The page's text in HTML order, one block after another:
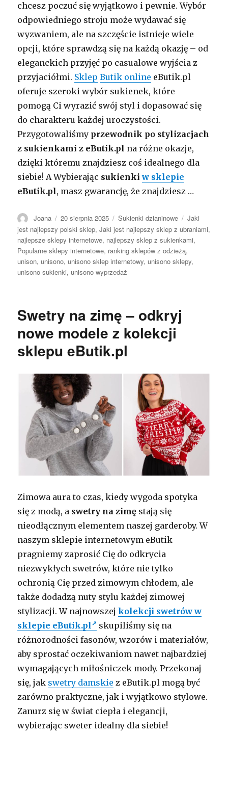
chcesz poczuć się wyjątkowo i pewnie. Wybór
odpowiedniego stroju może wydawać się
wyzwaniem, ale na szczęście istnieje wiele
opcji, które sprawdzą się na każdą okazję – od
eleganckich przyjęć po casualowe wyjścia z
przyjaciółmi. Sklep Butik online eButik.pl
oferuje szeroki wybór sukienek, które
pomogą Ci wyrazić swój styl i dopasować się
do charakteru każdej uroczystości.
Przygotowaliśmy przewodnik po stylizacjach
z sukienkami z eButik.pl na różne okazje,
dzięki któremu znajdziesz coś idealnego dla
siebie! A Wybierając sukienkiw sklepie
eButik.pl, masz gwarancję, że znajdziesz …
Autor
Joana Opublikowano
20 sierpnia 2025 Kategorie
Sukienki dzianinowe Tagi
Jaki
jest najlepszy polski sklep,Jaki jest najlepszy sklep z ubraniami,
najlepsze sklepy internetowe, najlepszy sklep z sukienkami,
Popularne sklepy internetowe, ranking sklepów z odzieżą,
unison, unisono, unisono sklep internetowy, unisono sklepy,
unisono sukienki, unisono wyprzedaż
Swetry na zimę – odkryj
nowe modele z kolekcji
sklepu eButik.pl
Zimowa aura to czas, kiedy wygoda spotyka
się z modą, a swetry na zimę stają się
nieodłącznym elementem naszej garderoby. W
naszym sklepie internetowym eButik
pragniemy zaprosić Cię do odkrycia
niezwykłych swetrów, które nie tylko
ochronią Cię przed zimowym chłodem, ale
także dodadzą nuty stylu każdej zimowej
stylizacji. W najnowszejkolekcji swetrów w
sklepie eButik.pl
skupiliśmy się na
różnorodności fasonów, wzorów i materiałów,
aby sprostać oczekiwaniom nawet najbardziej
wymagających miłośniczek mody. Przekonaj
się, jak swetry damskie z eButik.pl mogą być
zarówno praktyczne, jak i wyjątkowo stylowe.
Zanurz się w świat ciepła i elegancji,
wybierając sweter idealny dla siebie!